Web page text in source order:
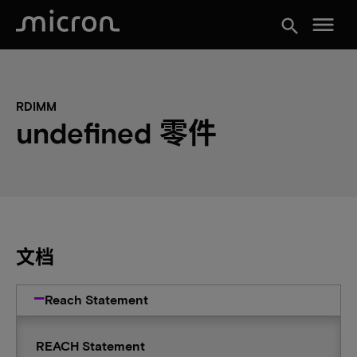
search menu
RDIMM
undefined 零件
文档
Reach Statement
REACH Statement